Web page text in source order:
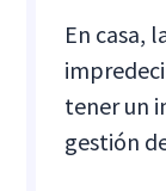
En casa,
tener un
gestión